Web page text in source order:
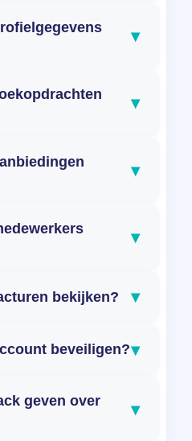
▾
▾
▾
▾
bekijken? ▾
beveiligen?▾
geven over
▾